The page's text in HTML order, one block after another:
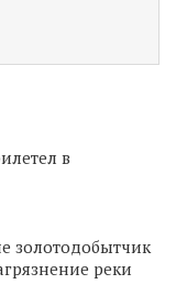
в
золотодобытчик
реки